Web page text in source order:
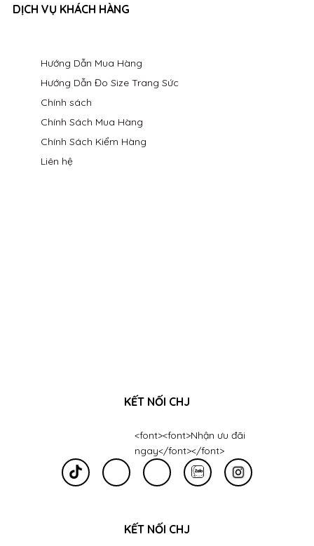
DỊCH VỤ KHÁCH HÀNG
Hướng Dẫn Mua Hàng
Hướng Dẫn Đo Size Trang Sức
Chính sách
Chính Sách Mua Hàng
Chính Sách Kiểm Hàng
Liên hệ
KẾT NỐI CHJ
KẾT NỐI CHJ
<font><font>Nhận ưu đãi
ngay</font></font>